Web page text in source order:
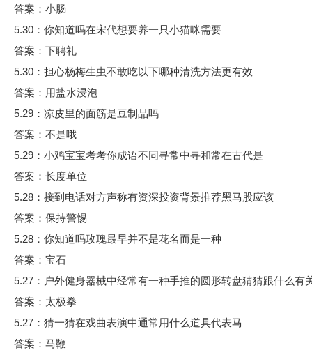
答案：小肠
5.30：你知道吗在宋代想要养一只小猫咪需要
答案：下聘礼
5.30：担心杨梅生虫不敢吃以下哪种清洗方法更有效
答案：用盐水浸泡
5.29：凉皮里的面筋是豆制品吗
答案：不是哦
5.29：小鸡宝宝考考你成语不同寻常中寻和常在古代是
答案：长度单位
5.28：接到电话对方声称有资深投资背景推荐黑马股应该
答案：保持警惕
5.28：你知道吗玫瑰最早并不是花名而是一种
答案：宝石
5.27：户外健身器械中经常有一种手推的圆形转盘猜猜跟什么有
答案：太极拳
5.27：猜一猜在戏曲表演中通常用什么道具代表马
答案：马鞭